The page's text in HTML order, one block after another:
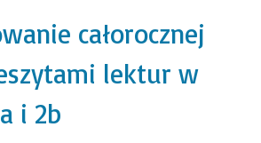
całorocznej
lektur w
i 2b